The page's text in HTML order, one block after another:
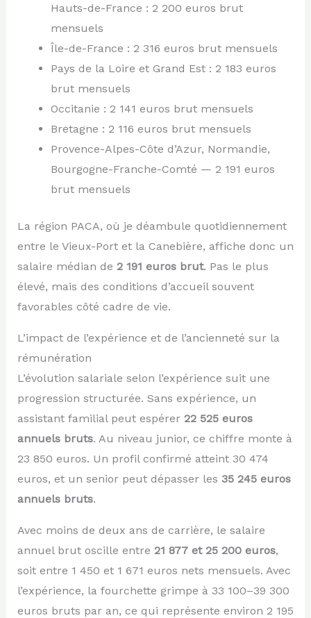
Hauts-de-France : 2 200 euros brut
mensuels
Île-de-France : 2 316 euros brut mensuels
Pays de la Loire et Grand Est : 2 183 euros
brut mensuels
Occitanie : 2 141 euros brut mensuels
Bretagne : 2 116 euros brut mensuels
Provence-Alpes-Côte d’Azur, Normandie,
Bourgogne-Franche-Comté — 2 191 euros
brut mensuels
La région PACA, où je déambule quotidiennement
entre le Vieux-Port et la Canebière, affiche donc un
salaire médian de 2 191 euros brut. Pas le plus
élevé, mais des conditions d’accueil souvent
favorables côté cadre de vie.
L’impact de l’expérience et de l’ancienneté sur la
rémunération
L’évolution salariale selon l’expérience suit une
progression structurée. Sans expérience, un
assistant familial peut espérer 22 525 euros
annuels bruts. Au niveau junior, ce chiffre monte à
23 850 euros. Un profil confirmé atteint 30 474
euros, et un senior peut dépasser les 35 245 euros
annuels bruts.
Avec moins de deux ans de carrière, le salaire
annuel brut oscille entre 21 877 et 25 200 euros,
soit entre 1 450 et 1 671 euros nets mensuels. Avec
l’expérience, la fourchette grimpe à 33 100–39 300
euros bruts par an, ce qui représente environ 2 195